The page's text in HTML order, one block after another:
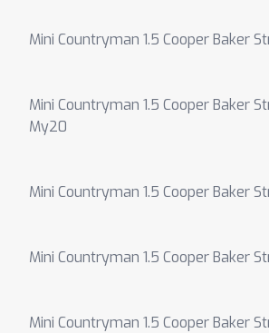
Mini Countryman 1.5 Cooper Baker
Mini Countryman 1.5 Cooper Baker
My20
Mini Countryman 1.5 Cooper Baker
Mini Countryman 1.5 Cooper Baker
Mini Countryman 1.5 Cooper Baker